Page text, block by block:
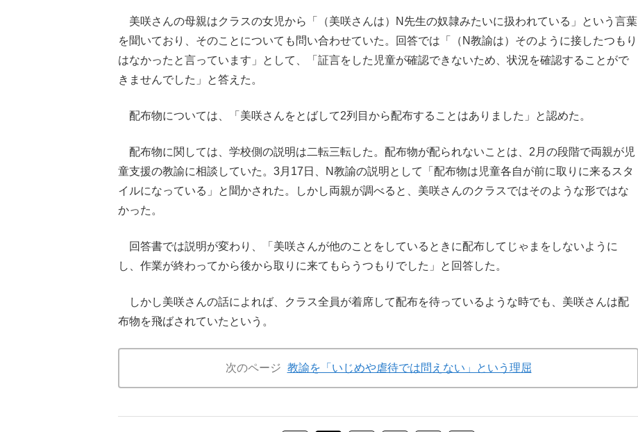
美咲さんの母親はクラスの女児から「（美咲さんは）N先生の奴隷みたいに扱われている」という言葉
を聞いており、そのことについても問い合わせていた。回答では「（N教諭は）そのように接したつもり
はなかったと言っています」として、「証言をした児童が確認できないため、状況を確認することがで
きませんでした」と答えた。
配布物については、「美咲さんをとばして2列目から配布することはありました」と認めた。
配布物に関しては、学校側の説明は二転三転した。配布物が配られないことは、2月の段階で両親が児
童支援の教諭に相談していた。3月17日、N教諭の説明として「配布物は児童各自が前に取りに来るスタ
イルになっている」と聞かされた。しかし両親が調べると、美咲さんのクラスではそのような形ではな
かった。
回答書では説明が変わり、「美咲さんが他のことをしているときに配布してじゃまをしないように
し、作業が終わってから後から取りに来てもらうつもりでした」と回答した。
しかし美咲さんの話によれば、クラス全員が着席して配布を待っているような時でも、美咲さんは配
布物を飛ばされていたという。
次のページ 教諭を「いじめや虐待では問えない」という理屈